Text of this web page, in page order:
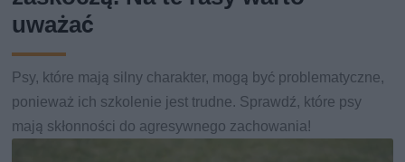
uważać
Psy, które mają silny charakter, mogą być problematyczne,
ponieważ ich szkolenie jest trudne. Sprawdź, które psy
mają skłonności do agresywnego zachowania!